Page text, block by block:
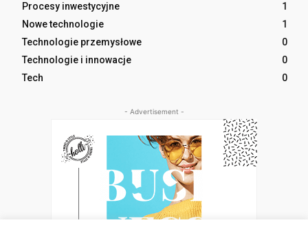
Procesy inwestycyjne
1
Nowe technologie
1
Technologie przemysłowe
0
Technologie i innowacje
0
Tech
0
- Advertisement -